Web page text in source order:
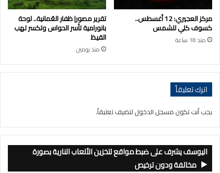
مركز العجيري: 12 أغسطس..
كسوف كلي للشمس
منذ 18 ساعة
تقرير مصور| ظفار العُمانية.. لوحة
بانورامية تأسر الحواس وتكسر لهب
القيظ
منذ يومين
اترك تعليقاً
يجب أنت تكون مسجل الدخول لتضيف تعليقاً.
اليوسف يشرف على ضبط مواقع لتخزين الألعاب النارية بصورة
مخالفة ودون ترخيص